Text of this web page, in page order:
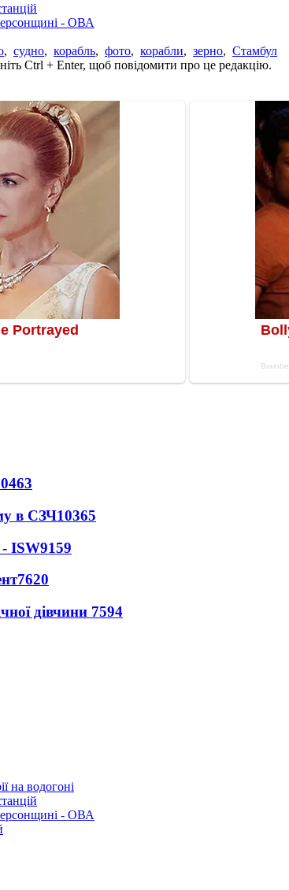
- ОВА
, судно, корабль, фото, корабли, зерно, Стамбул
Ctrl + Enter, щоб повідомити про це редакцію.
в СЗЧ10365
ISW9159
7620
дівчини 7594
на водогоні
- ОВА